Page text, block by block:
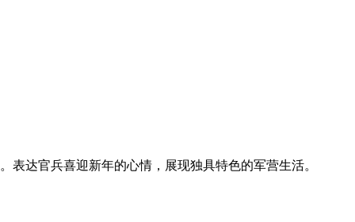
达官兵喜迎新年的心情，展现独具特色的军营生活。